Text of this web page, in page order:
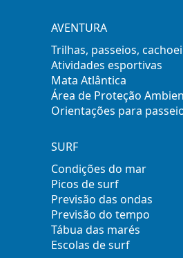
AVENTURA
Trilhas, passeios,
Atividades esportivas
Mata Atlântica
Área de Proteção
Orientações para
SURF
Condições do mar
Picos de surf
Previsão das ondas
Previsão do tempo
Tábua das marés
Escolas de surf